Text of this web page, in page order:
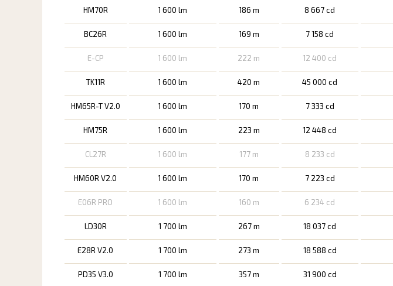
HM70R
1 600 lm 186 m 8 667 cd
BC26R
1 600 lm 169 m 7 158 cd
E-CP
1 600 lm 222 m 12 400 cd
TK11R
1 600 lm 420 m 45 000 cd
HM65R-T V2.0
1 600 lm 170 m 7 333 cd
HM75R
1 600 lm 223 m 12 448 cd
CL27R
1 600 lm 177 m 8 233 cd
HM60R V2.0
1 600 lm 170 m 7 223 cd
E06R PRO
1 600 lm 160 m 6 234 cd
LD30R
1 700 lm 267 m 18 037 cd
E28R V2.0
1 700 lm 273 m 18 588 cd
PD35 V3.0
1 700 lm 357 m 31 900 cd